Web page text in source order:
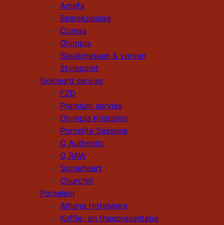
Amefa
Bestekopslag
Comas
Olympia
Steakmessen & vorken
Stylepoint
Gekleurd servies
F2D
Premium servies
Olympia Kristallon
Porcelite Seasons
Q Authentic
Q RAW
Stoneheart
Churchill
Porselein
Athena Hotelware
Koffie- en theepresentatie